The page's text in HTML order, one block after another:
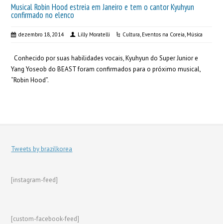
Musical Robin Hood estreia em Janeiro e tem o cantor Kyuhyun
confirmado no elenco
dezembro 18, 2014 Lilly Moratelli Cultura, Eventos na Coreia, Música
Conhecido por suas habilidades vocais, Kyuhyun do Super Junior e
Yang Yoseob do BEAST foram confirmados para o próximo musical,
“Robin Hood”.
Tweets by brazilkorea
[instagram-feed]
[custom-facebook-feed]